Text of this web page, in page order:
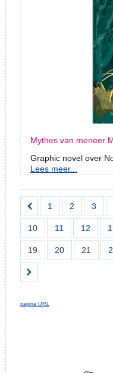
Mythes van meneer
Graphic novel over
Lees meer...
1 2 3
10 11 12
19 20 21
pagina URL